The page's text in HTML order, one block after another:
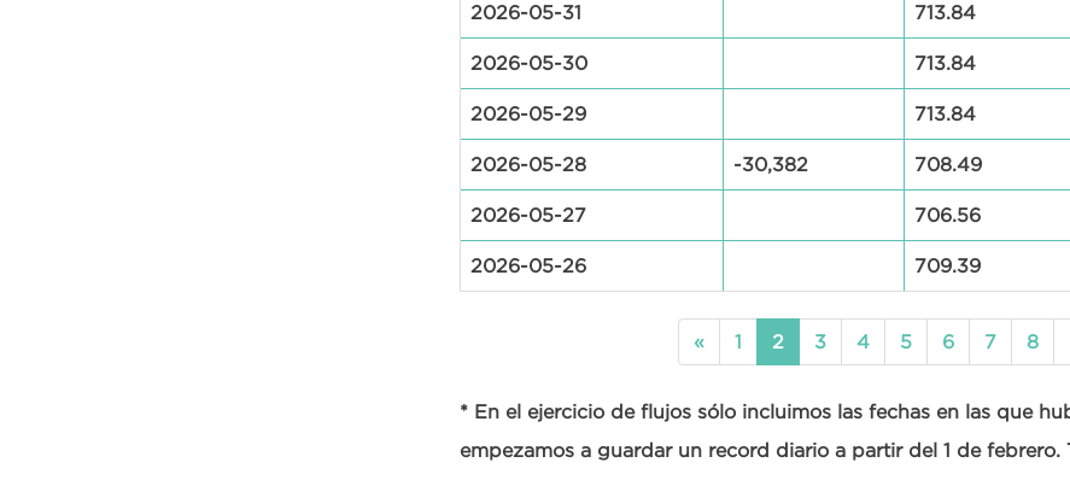
2026-05-31 713.84
2026-05-30 713.84
2026-05-29 713.84
2026-05-28 -30,382 708.49
2026-05-27 706.56
2026-05-26 709.39
« 1 2 3 4 5 6 7 8
* En el ejercicio de flujos sólo incluimos las fechas en las que
empezamos a guardar un record diario a partir del 1 de febrero.